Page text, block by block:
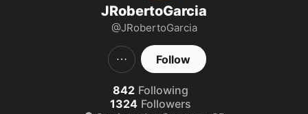
JRobertoGarcia
@JRobertoGarcia
Follow
842 Following
1324 Followers